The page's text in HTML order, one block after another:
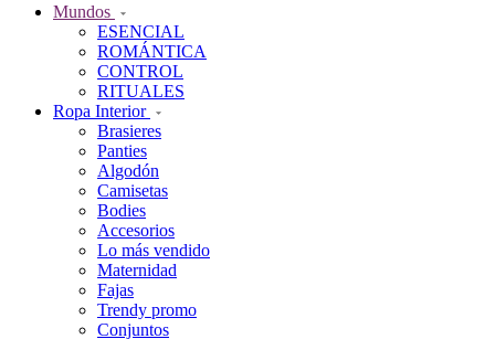
Mundos
ESENCIAL
ROMÁNTICA
CONTROL
RITUALES
Ropa Interior
Brasieres
Panties
Algodón
Camisetas
Bodies
Accesorios
Lo más vendido
Maternidad
Fajas
Trendy promo
Conjuntos